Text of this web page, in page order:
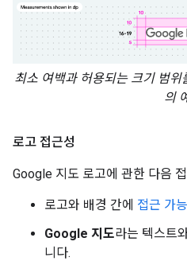
최소 여백과 허용되는 크기 범
의
로고 접근성
Google 지도 로고에 관한 다음
로고와 배경 간에 접근 가
Google 지도라는 텍스트
니다.